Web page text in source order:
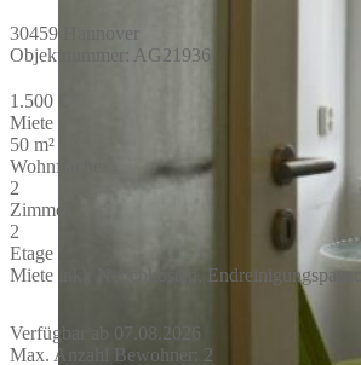
30459 Hannover
Objektnummer: AG21936
1.500 €
Miete
50 m²
Wohnfläche
2
Zimmer
2
Etage
Miete inkl. Nebenkosten,
Verfügbar ab 07.08.2026
Max. Anzahl Bewohner: 2